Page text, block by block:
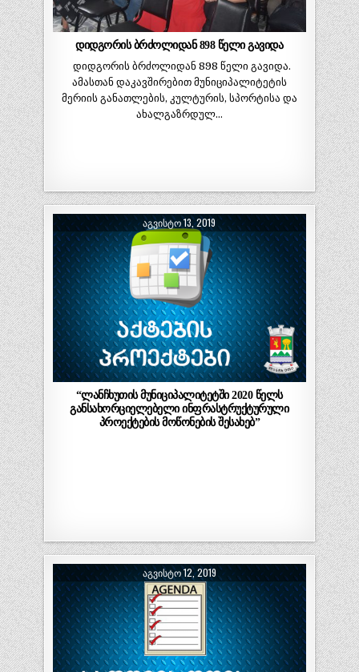
დიდგორის ბრძოლიდან 898 წელი გავიდა
დიდგორის ბრძოლიდან 898 წელი გავიდა.
ამასთან დაკავშირებით მუნიციპალიტეტის
მერიის განათლების, კულტურის, სპორტისა და
ახალგაზრდულ…
ᲐᲒᲕᲘᲡᲢᲝ 13, 2019
“ლანჩხუთის მუნიციპალიტეტში 2020 წელს
განსახორციელებელი ინფრასტრუქტურული
პროექტების მოწონების შესახებ”
ᲐᲒᲕᲘᲡᲢᲝ 12, 2019